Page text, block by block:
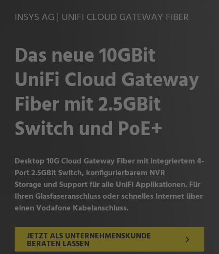
INSYS AG | UNIFI CLOUD GATEWAY FIBER
Das neue 10GBit
UniFi Cloud Gateway
Fiber mit 2.5GBit
Switch und PoE+
Desktop 10G Cloud Gateway Fiber mit integriertem 4-
Port 2.5GBit Switch, konfigurierbarem NVR
Storage und Support für alle UniFi Applikationen. Für
Ihren Glasfaseranschluss oder schnelles Internet über
einen Vodafone Kabelanschluss.
JETZT ALS UNTERNEHMENSKUNDE
BERATEN LASSEN